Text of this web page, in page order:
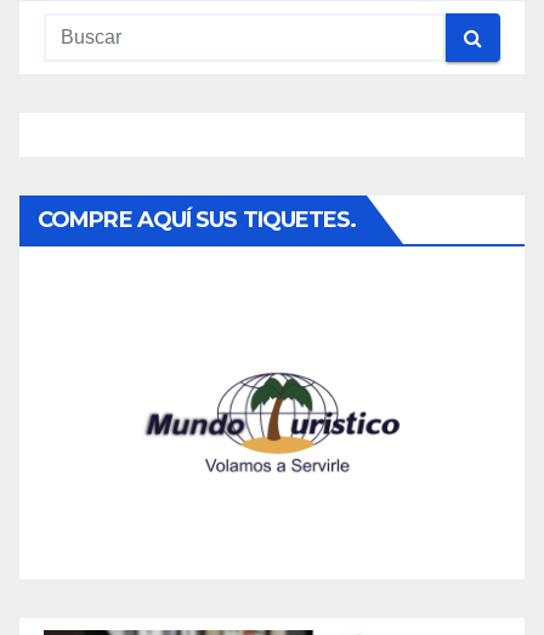
COMPRE AQUÍ SUS TIQUETES.